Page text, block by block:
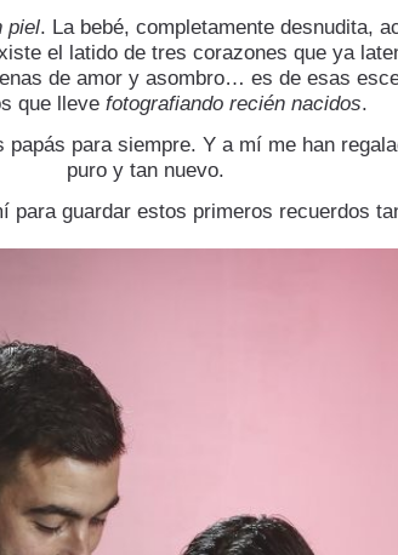
piel. La bebé, completamente desnudita,
el latido de tres corazones que ya
de amor y asombro… es de esas
que lleve fotografiando recién nacidos.
para siempre. Y a mí me han
puro y tan nuevo.
para guardar estos primeros recuerdos